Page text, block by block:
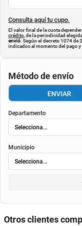
Cuota de referencia:
Consulta aquí tu cupo.
El valor final de la cuota
crédito, de la periodicidad
indicados al momento del pago y
Método de envío
ENVIAR
Municipio